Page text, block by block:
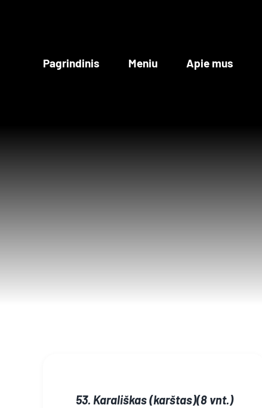
Pagrindinis Meniu Apie mus
53. Karališkas (karštas)(8 vnt.)